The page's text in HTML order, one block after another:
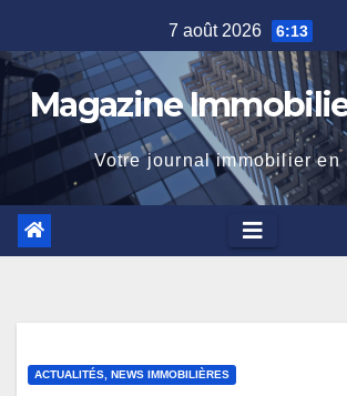
to
content
7 août 2026 6:13
Magazine
Votre journal immobilier en
ACTUALITÉS, NEWS IMMOBILIÈRES